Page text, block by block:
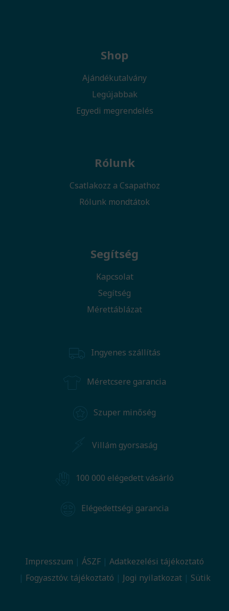
Shop
Ajándékutalvány
Legújabbak
Egyedi megrendelés
Rólunk
Csatlakozz a Csapathoz
Rólunk mondtátok
Segítség
Kapcsolat
Segítség
Mérettáblázat
Ingyenes szállítás
Méretcsere garancia
Szuper minőség
Villám gyorsaság
100 000 elégedett vásárló
Elégedettségi garancia
Impresszum ÁSZF
Adatkezelési tájékoztató
Fogyasztóv. tájékoztató
Jogi nyilatkozat Sütik